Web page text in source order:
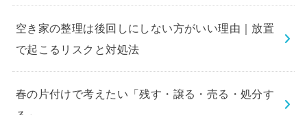
空き家の整理は後回しにしない方がいい理由｜放置
で起こるリスクと対処法
春の片付けで考えたい「残す・譲る・売る・処分す